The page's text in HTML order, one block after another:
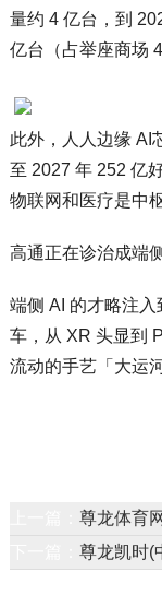
量约 4 亿台，到
亿台（占举座商场
此外，人人边缘 AI
至 2027 年 252 亿
物联网和医疗是中
高通正在诊治成端
端侧 AI 的才略注
车，从 XR 头显到
流动的手艺「大运
尊龙体育网
尊龙凯时(中国)官